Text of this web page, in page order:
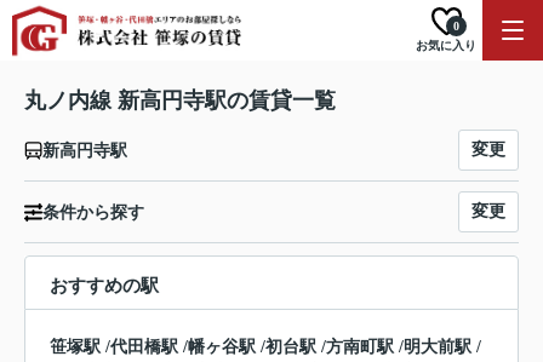
お気に入り
0
丸ノ内線 新高円寺駅の賃貸一覧
新高円寺駅 変更
条件から探す 変更
おすすめの駅
笹塚駅 /代田橋駅 /幡ヶ谷駅 /初台駅 /方南町駅 /明大前駅 /